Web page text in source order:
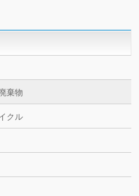
棄物
クル